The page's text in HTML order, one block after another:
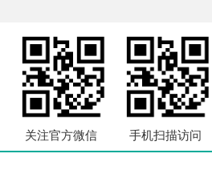
关注官方微信 手机扫描访问